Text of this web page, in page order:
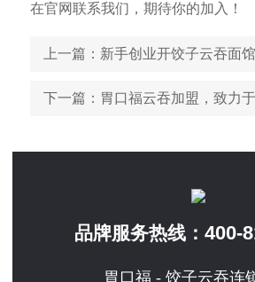
在官网联系我们，期待你的加入！
上一篇 ：新手创业开饺子云吞面馆加盟店前期
下一篇 ：胃口福云吞加盟，致力于打造让消费
品牌服务热线： 400-
胃口福 - 饺子云吞连